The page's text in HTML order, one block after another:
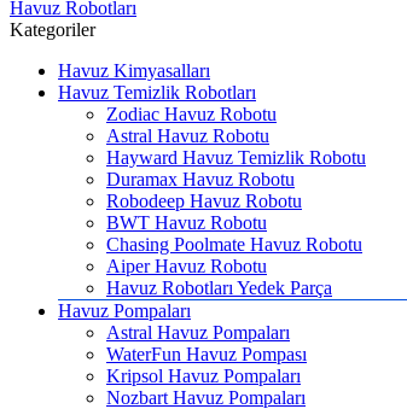
Kategoriler
Havuz Kimyasalları
Havuz Temizlik Robotları
Zodiac Havuz Robotu
Astral Havuz Robotu
Hayward Havuz Temizlik Robotu
Duramax Havuz Robotu
Robodeep Havuz Robotu
BWT Havuz Robotu
Chasing Poolmate Havuz Robotu
Aiper Havuz Robotu
Havuz Robotları Yedek Parça
Havuz Pompaları
Astral Havuz Pompaları
WaterFun Havuz Pompası
Kripsol Havuz Pompaları
Nozbart Havuz Pompaları